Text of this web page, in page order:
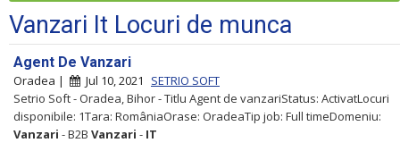
Vanzari It Locuri de munca
Agent De Vanzari
Oradea | Jul 10, 2021
SETRIO SOFT
Setrio Soft - Oradea, Bihor - Titlu Agent de vanzariStatus: ActivatLocuri
disponibile: 1Tara: RomâniaOrase: OradeaTip job: Full timeDomeniu:
Vanzari - B2B Vanzari - IT